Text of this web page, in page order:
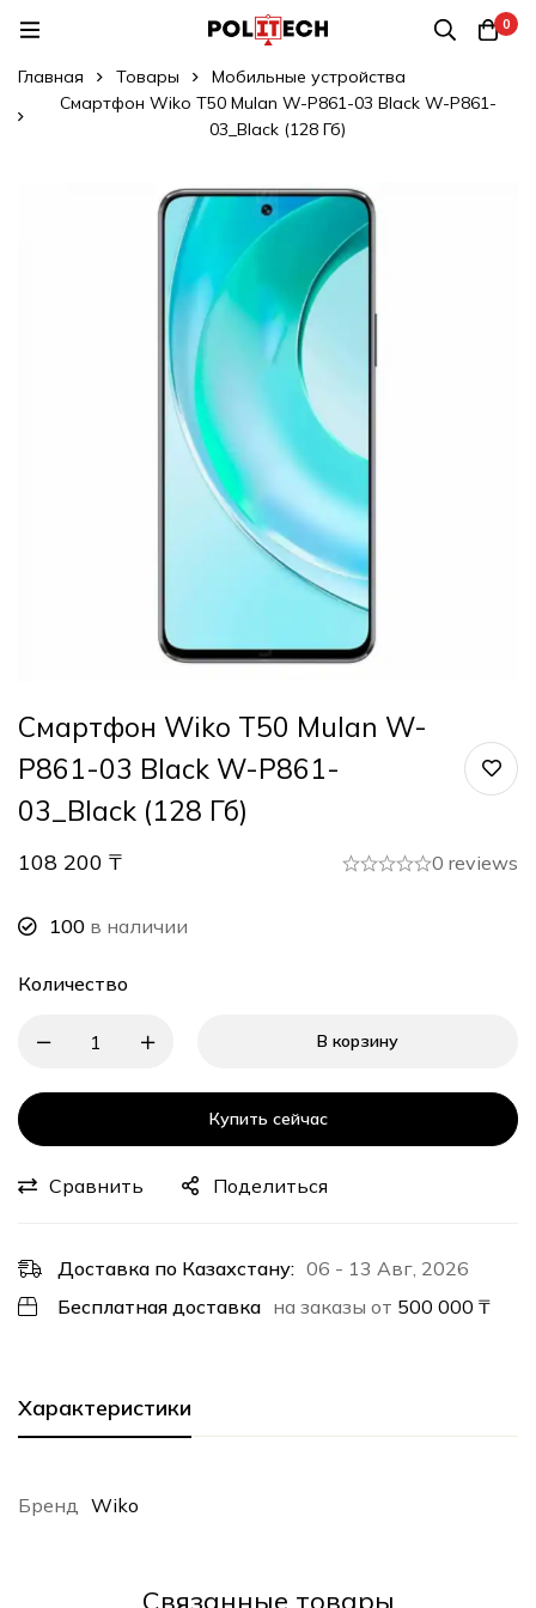
0
Главная Товары
Мобильные устройства
Смартфон Wiko T50 Mulan W-P861-03 Black W-P861-
03_Black (128 Гб)
Смартфон Wiko T50 Mulan W-
P861-03 Black W-P861-
03_Black (128 Гб)
108 200 ₸ 0 reviews
100 в наличии
Количество
В корзину
Купить сейчас
Сравнить Поделиться
Доставка по Казахстану: 06 - 13 Авг, 2026
Бесплатная доставка на заказы от 500 000 ₸
Характеристики
Бренд Wiko
Cвязанные товары